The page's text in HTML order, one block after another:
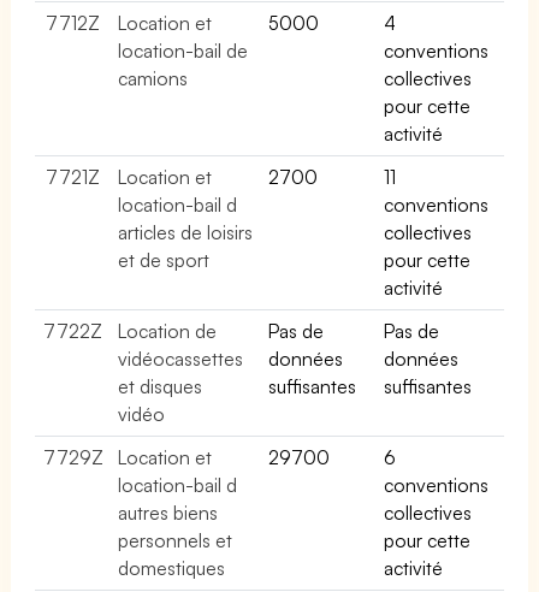
7712Z
Location et
location-bail de
camions
5000
4
conventions
collectives
pour cette
activité
7721Z
Location et
location-bail d
articles de loisirs
et de sport
2700
11
conventions
collectives
pour cette
activité
7722Z
Location de
vidéocassettes
et disques
vidéo
Pas de
données
suffisantes
Pas de
données
suffisantes
7729Z
Location et
location-bail d
autres biens
personnels et
domestiques
29700
6
conventions
collectives
pour cette
activité